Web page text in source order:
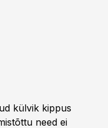
külvik kippus
need ei